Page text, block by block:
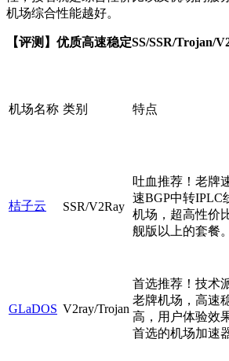
机场综合性能越好。
【评测】优质高速稳定SS/SSR/Trojan/
机场名称 类别 特点
桔子云 SSR/V2Ray
吐血推荐！老牌
速BGP中转IPLC
机场，超高性价
舰版以上的套餐。
GLaDOS V2ray/Trojan
首选推荐！技术
老牌机场，高速
高，用户体验效
首选的机场加速